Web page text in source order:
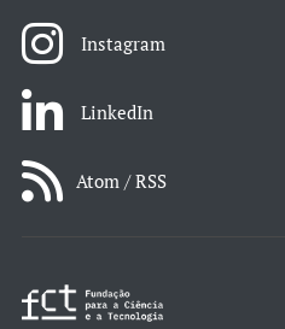
Instagram
LinkedIn
Atom / RSS